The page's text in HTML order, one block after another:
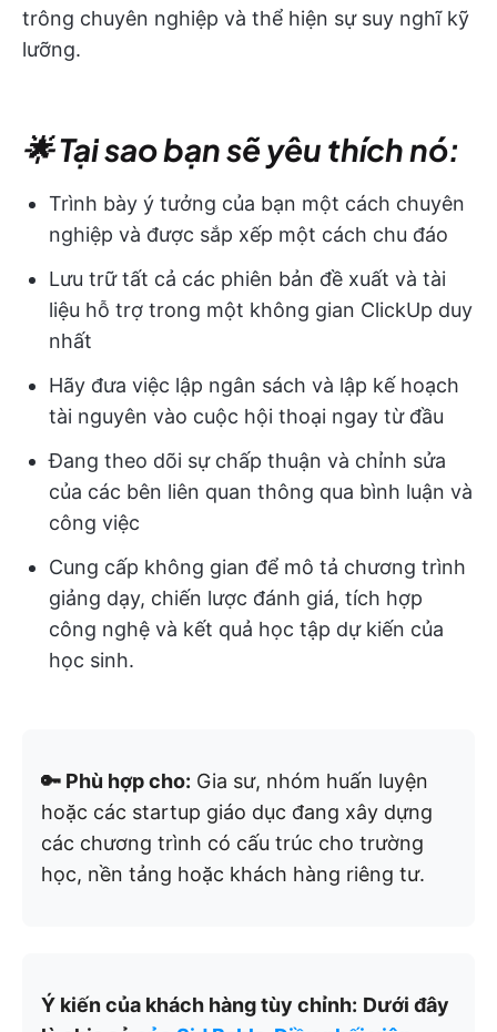
trông chuyên nghiệp và thể hiện sự suy nghĩ kỹ
lưỡng.
🌟 Tại sao bạn sẽ yêu thích nó:
Trình bày ý tưởng của bạn một cách chuyên
nghiệp và được sắp xếp một cách chu đáo
Lưu trữ tất cả các phiên bản đề xuất và tài
liệu hỗ trợ trong một không gian ClickUp duy
nhất
Hãy đưa việc lập ngân sách và lập kế hoạch
tài nguyên vào cuộc hội thoại ngay từ đầu
Đang theo dõi sự chấp thuận và chỉnh sửa
của các bên liên quan thông qua bình luận và
công việc
Cung cấp không gian để mô tả chương trình
giảng dạy, chiến lược đánh giá, tích hợp
công nghệ và kết quả học tập dự kiến của
học sinh.
🔑 Phù hợp cho: Gia sư, nhóm huấn luyện
hoặc các startup giáo dục đang xây dựng
các chương trình có cấu trúc cho trường
học, nền tảng hoặc khách hàng riêng tư.
Ý kiến của khách hàng tùy chỉnh: Dưới đây